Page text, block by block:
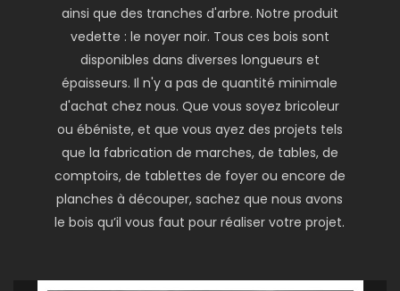
ainsi que des tranches d'arbre. Notre produit
vedette : le noyer noir. Tous ces bois sont
disponibles dans diverses longueurs et
épaisseurs. Il n'y a pas de quantité minimale
d'achat chez nous. Que vous soyez bricoleur
ou ébéniste, et que vous ayez des projets tels
que la fabrication de marches, de tables, de
comptoirs, de tablettes de foyer ou encore de
planches à découper, sachez que nous avons
le bois qu’il vous faut pour réaliser votre projet.